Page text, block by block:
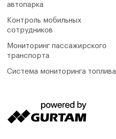
автопарка
Контроль мобильных
сотрудников
Мониторинг пассажирского
транспорта
Система мониторинга топлива